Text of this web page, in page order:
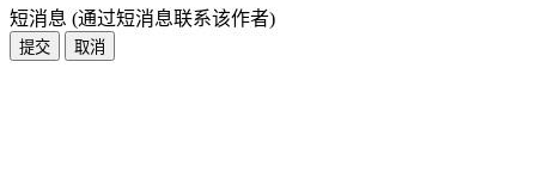
短消息 (通过短消息联系该作者)